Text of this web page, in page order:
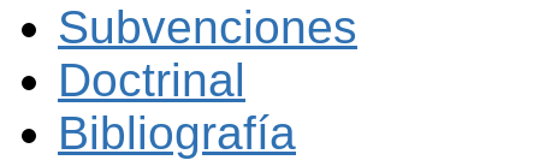
Subvenciones
Doctrinal
Bibliografía